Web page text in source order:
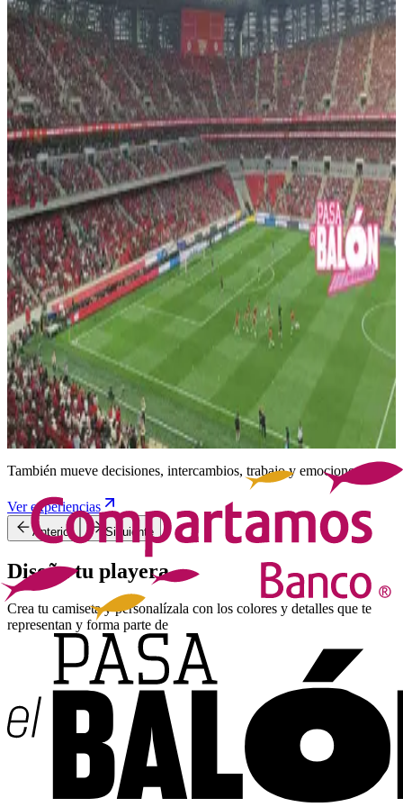
Ver video
tiktok
El fútbol mueve mucho más que un balón
Pasa el balón en un minuto
Ver video
tiktok
Las grandes cosas no se logran solos
Pasa el balón en un minuto
Ver video
tiktok
El fútbol mueve mucho más que un balón
Pasa el balón en un minuto
Ver video
tiktok
Las grandes cosas no se logran solos
También mueve decisiones, intercambios, trabajo y emociones.
Ver experiencias
Anterior Siguiente
Diseña tu playera
Crea tu camiseta y personalízala con los colores y detalles que te
representan y forma parte de